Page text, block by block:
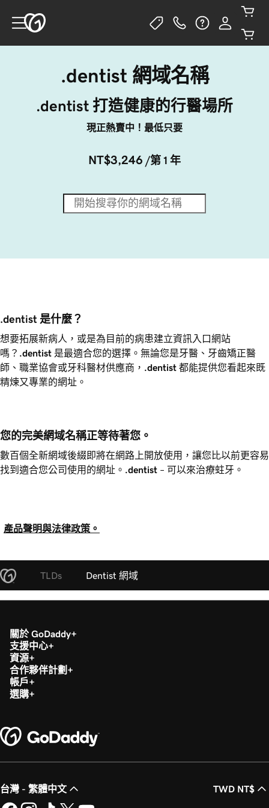
.dentist 網域名稱
.dentist 打造健康的行醫場所
現正熱賣中！最低只要
NT$3,246 /第 1 年
.dentist 是什麼？
想要拓展新病人，或是為目前的病患建立資訊入口網站
嗎？ .dentist 是最適合您的選擇。無論您是牙醫、牙齒矯正醫
師、職業協會或牙科醫材供應商， .dentist 都能提供您看起來既
精煉又專業的網址。
您的完美網域名稱正等待著您。
數百個全新網域後綴即將在網路上開放使用，讓您比以前更容易
找到適合您公司使用的網址。 .dentist – 可以來治療蛀牙。
產品聲明與法律政策。
TLDs Dentist 網域
關於 GoDaddy
支援中心
資源
合作夥伴計劃
帳戶
選購
台灣 - 繁體中文 TWD NT$